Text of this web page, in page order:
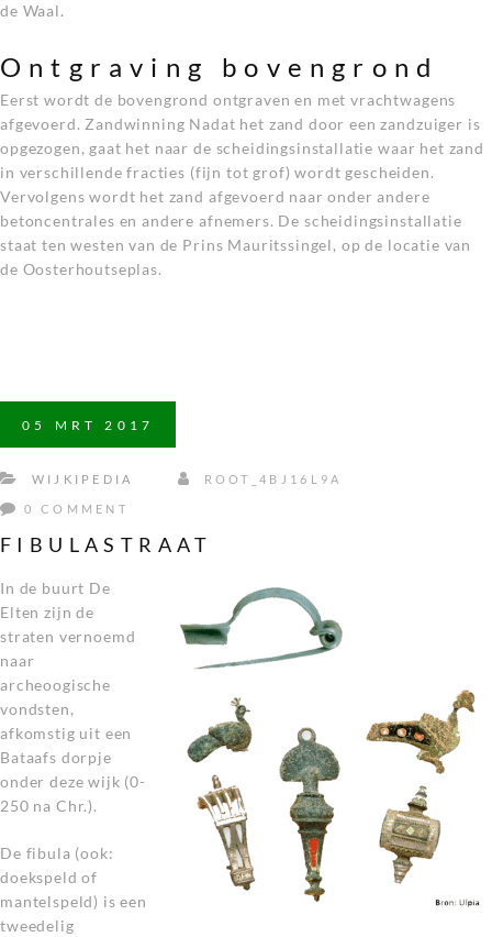
de Waal.
Ontgraving bovengrond
Eerst wordt de bovengrond ontgraven en met vrachtwagens
afgevoerd. Zandwinning Nadat het zand door een zandzuiger is
opgezogen, gaat het naar de scheidingsinstallatie waar het zand
in verschillende fracties (fijn tot grof) wordt gescheiden.
Vervolgens wordt het zand afgevoerd naar onder andere
betoncentrales en andere afnemers. De scheidingsinstallatie
staat ten westen van de Prins Mauritssingel, op de locatie van
de Oosterhoutseplas.
05 MRT 2017
WIJKIPEDIA ROOT_4BJ16L9A
0 COMMENT
FIBULASTRAAT
In de buurt De
Elten zijn de
straten vernoemd
naar
archeoogische
vondsten,
afkomstig uit een
Bataafs dorpje
onder deze wijk (0-
250 na Chr.).
De fibula (ook:
doekspeld of
mantelspeld) is een
tweedelig